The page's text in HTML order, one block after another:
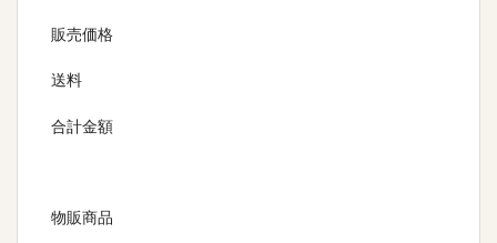
販売価格
送料
合計金額
物販商品